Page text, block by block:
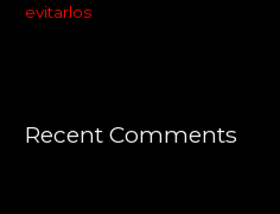
evitarlos
Recent Comments